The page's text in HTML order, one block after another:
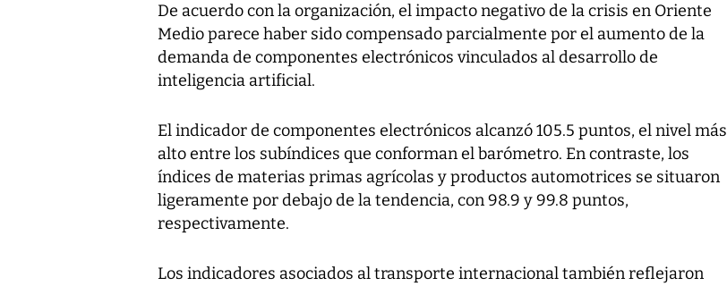
De acuerdo con la organización, el impacto negativo de la crisis en Oriente
Medio parece haber sido compensado parcialmente por el aumento de la
demanda de componentes electrónicos vinculados al desarrollo de
inteligencia artificial.
El indicador de componentes electrónicos alcanzó 105.5 puntos, el nivel más
alto entre los subíndices que conforman el barómetro. En contraste, los
índices de materias primas agrícolas y productos automotrices se situaron
ligeramente por debajo de la tendencia, con 98.9 y 99.8 puntos,
respectivamente.
Los indicadores asociados al transporte internacional también reflejaron